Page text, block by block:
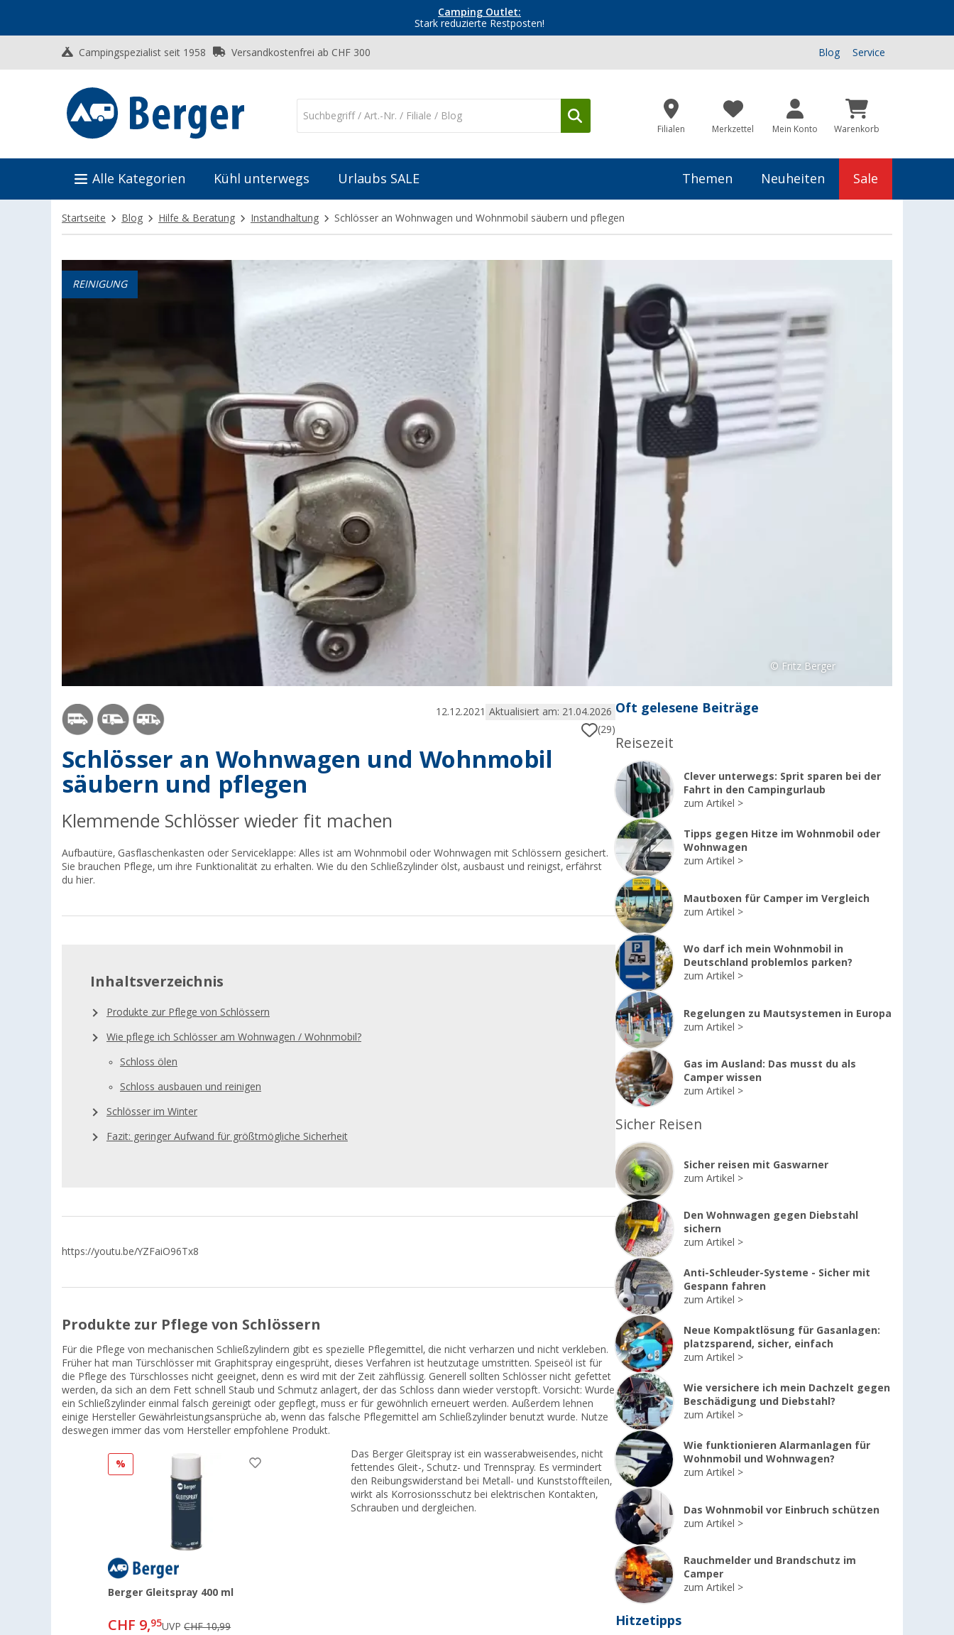
Camping Outlet:
Stark reduzierte Restposten!
Campingspezialist seit 1958 Versandkostenfrei ab CHF 300 Blog Service
Filialen Merkzettel Mein Konto Warenkorb
Alle Kategorien Kühl unterwegs Urlaubs SALE Themen Neuheiten Sale
Startseite Blog Hilfe & Beratung Instandhaltung Schlösser an Wohnwagen und Wohnmobil säubern und pflegen
REINIGUNG
© Fritz Berger
12.12.2021 Aktualisiert am: 21.04.2026
(29)
Schlösser an Wohnwagen und Wohnmobil
säubern und pflegen
Klemmende Schlösser wieder fit machen
Aufbautüre, Gasflaschenkasten oder Serviceklappe: Alles ist am Wohnmobil oder Wohnwagen mit Schlössern gesichert.
Sie brauchen Pflege, um ihre Funktionalität zu erhalten. Wie du den Schließzylinder ölst, ausbaust und reinigst, erfährst
du hier.
Inhaltsverzeichnis
Produkte zur Pflege von Schlössern
Wie pflege ich Schlösser am Wohnwagen / Wohnmobil?
Schloss ölen
Schloss ausbauen und reinigen
Schlösser im Winter
Fazit: geringer Aufwand für größtmögliche Sicherheit
https://youtu.be/YZFaiO96Tx8
Produkte zur Pflege von Schlössern
Für die Pflege von mechanischen Schließzylindern gibt es spezielle Pflegemittel, die nicht verharzen und nicht verkleben.
Früher hat man Türschlösser mit Graphitspray eingesprüht, dieses Verfahren ist heutzutage umstritten. Speiseöl ist für
die Pflege des Türschlosses nicht geeignet, denn es wird mit der Zeit zähflüssig. Generell sollten Schlösser nicht gefettet
werden, da sich an dem Fett schnell Staub und Schmutz anlagert, der das Schloss dann wieder verstopft. Vorsicht: Wurde
ein Schließzylinder einmal falsch gereinigt oder gepflegt, muss er für gewöhnlich erneuert werden. Außerdem lehnen
einige Hersteller Gewährleistungsansprüche ab, wenn das falsche Pflegemittel am Schließzylinder benutzt wurde. Nutze
deswegen immer das vom Hersteller empfohlene Produkt.
%
Berger Gleitspray 400 ml
CHF 9,95UVPCHF 10,99
Das Berger Gleitspray ist ein wasserabweisendes, nicht
fettendes Gleit-, Schutz- und Trennspray. Es vermindert
den Reibungswiderstand bei Metall- und Kunststoffteilen,
wirkt als Korrosionsschutz bei elektrischen Kontakten,
Schrauben und dergleichen.
Oft gelesene Beiträge
Reisezeit
Clever unterwegs: Sprit sparen bei der
Fahrt in den Campingurlaub
zum Artikel
Tipps gegen Hitze im Wohnmobil oder
Wohnwagen
zum Artikel
Mautboxen für Camper im Vergleich
zum Artikel
Wo darf ich mein Wohnmobil in
Deutschland problemlos parken?
zum Artikel
Regelungen zu Mautsystemen in Europa
zum Artikel
Gas im Ausland: Das musst du als
Camper wissen
zum Artikel
Sicher Reisen
Sicher reisen mit Gaswarner
zum Artikel
Den Wohnwagen gegen Diebstahl
sichern
zum Artikel
Anti-Schleuder-Systeme - Sicher mit
Gespann fahren
zum Artikel
Neue Kompaktlösung für Gasanlagen:
platzsparend, sicher, einfach
zum Artikel
Wie versichere ich mein Dachzelt gegen
Beschädigung und Diebstahl?
zum Artikel
Wie funktionieren Alarmanlagen für
Wohnmobil und Wohnwagen?
zum Artikel
Das Wohnmobil vor Einbruch schützen
zum Artikel
Rauchmelder und Brandschutz im
Camper
zum Artikel
Hitzetipps